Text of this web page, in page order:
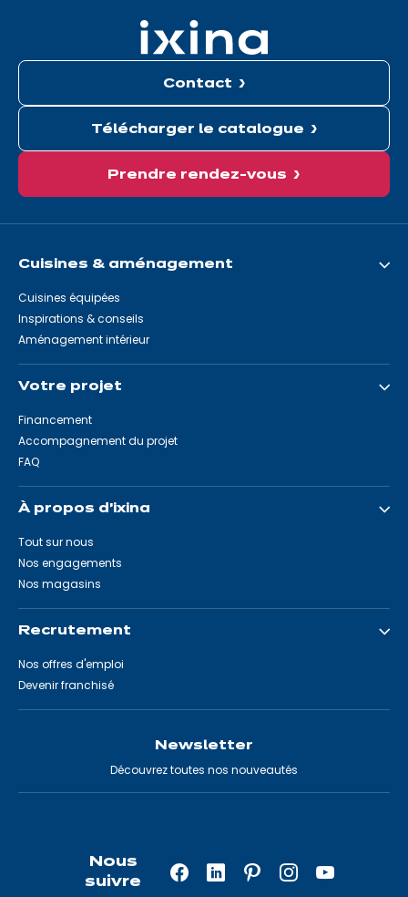
Contact
Télécharger le catalogue
Prendre rendez-vous
Cuisines & aménagement
Cuisines équipées
Inspirations & conseils
Aménagement intérieur
Votre projet
Financement
Accompagnement du projet
FAQ
À propos d'ixina
Tout sur nous
Nos engagements
Nos magasins
Recrutement
Nos offres d'emploi
Devenir franchisé
Newsletter
Découvrez toutes nos nouveautés
Nous
suivre
FacebookLinkedInPinterestInstagramYouTube